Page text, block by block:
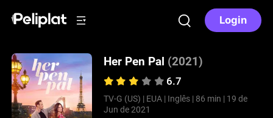
Login
Her Pen Pal (2021)
6.7
TV-G (US) | EUA | Inglês | 86 min | 19 de
Jun de 2021